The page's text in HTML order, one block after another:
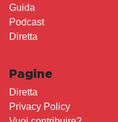
Guida
Podcast
Diretta
Pagine
Diretta
Privacy Policy